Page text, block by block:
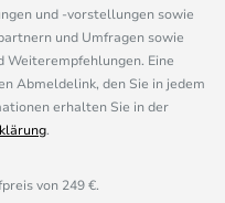
und -vorstellungen sowie
und Umfragen sowie
Weiterempfehlungen. Eine
Abmeldelink, den Sie in jedem
erhalten Sie in der
.
von 249 €.